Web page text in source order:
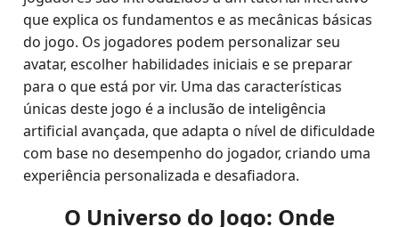
que explica os fundamentos e as mecânicas básicas
do jogo. Os jogadores podem personalizar seu
avatar, escolher habilidades iniciais e se preparar
para o que está por vir. Uma das características
únicas deste jogo é a inclusão de inteligência
artificial avançada, que adapta o nível de dificuldade
com base no desempenho do jogador, criando uma
experiência personalizada e desafiadora.
O Universo do Jogo: Onde